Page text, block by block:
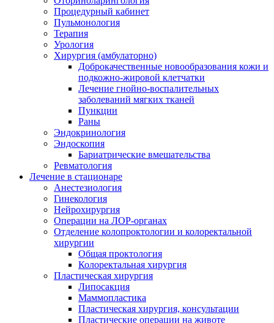
Процедурный кабинет
Пульмонология
Терапия
Урология
Хирургия (амбулаторно)
Доброкачественные новообразования кожи и
подкожно-жировой клетчатки
Лечение гнойно-воспалительных
заболеваний мягких тканей
Пункции
Раны
Эндокринология
Эндоскопия
Бариатрические вмешательства
Ревматология
Лечение в стационаре
Анестезиология
Гинекология
Нейрохирургия
Операции на ЛОР-органах
Отделение колопроктологии и колоректальной
хирургии
Общая проктология
Колоректальная хирургия
Пластическая хирургия
Липосакция
Маммопластика
Пластическая хирургия, консультации
Пластические операции на животе